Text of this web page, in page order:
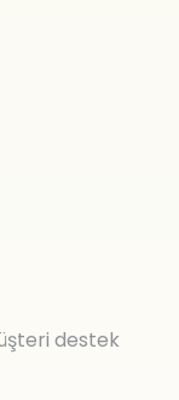
destek